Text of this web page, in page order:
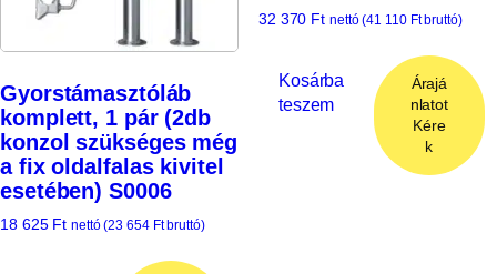
Gyorstámasztóláb
komplett, 1 pár (2db
konzol szükséges még
a fix oldalfalas kivitel
esetében) S0006
18 625 Ft nettó (23 654 Ftbruttó)
32 370 Ft nettó (41 110 Ftbruttó)
Kosárba
teszem
Árajá
nlatot
Kére
k